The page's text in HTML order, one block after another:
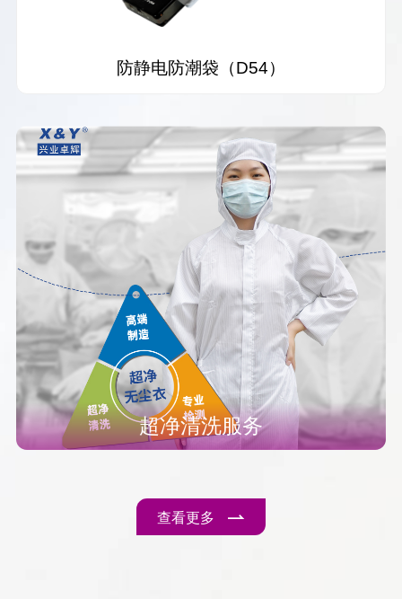
防静电防潮袋（D54）
超净清洗服务
查看更多